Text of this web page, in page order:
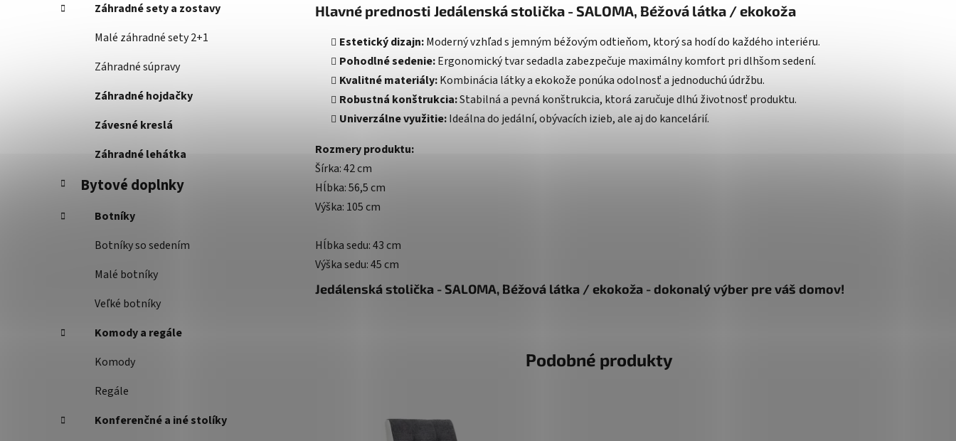
Záhradné sety a zostavy
Malé záhradné sety 2+1
Záhradné súpravy
Záhradné hojdačky
Závesné kreslá
Záhradné lehátka
Bytové doplnky
Botníky
Botníky so sedením
Malé botníky
Veľké botníky
Komody a regále
Komody
Regále
Konferenčné a iné stolíky
Hlavné prednosti Jedálenská stolička - SALOMA, Béžová látka / ekokoža
Estetický dizajn:Moderný vzhľad s jemným béžovým odtieňom, ktorý sa hodí do každého interiéru.
Pohodlné sedenie:Ergonomický tvar sedadla zabezpečuje maximálny komfort pri dlhšom sedení.
Kvalitné materiály:Kombinácia látky a ekokože ponúka odolnosť a jednoduchú údržbu.
Robustná konštrukcia:Stabilná a pevná konštrukcia, ktorá zaručuje dlhú životnosť produktu.
Univerzálne využitie:Ideálna do jedální, obývacích izieb, ale aj do kancelárií.
Rozmery produktu:
Šírka: 42 cm
Hĺbka: 56,5 cm
Výška: 105 cm
Hĺbka sedu: 43 cm
Výška sedu: 45 cm
Jedálenská stolička - SALOMA, Béžová látka / ekokoža - dokonalý výber pre váš domov!
Podobné produkty